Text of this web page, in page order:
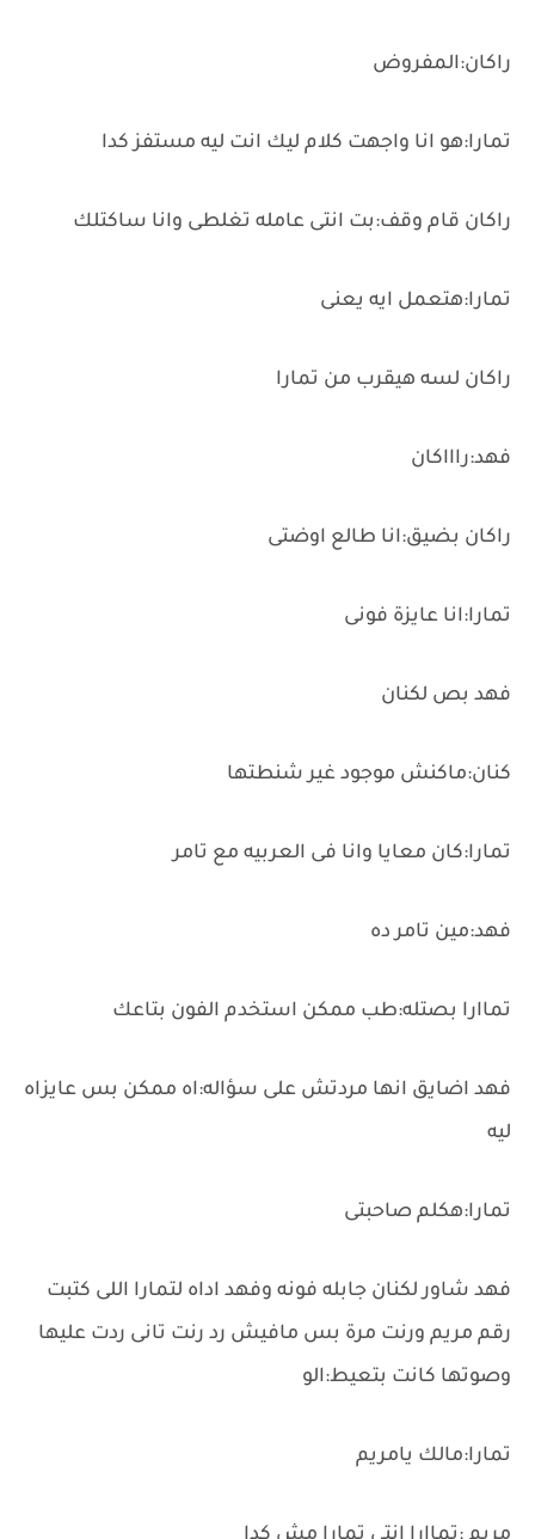
راكان:المفروض
تمارا:هو انا واجهت كلام ليك انت ليه مستفز كدا
راكان قام وقف:بت انتى عامله تغلطى وانا ساكتلك
تمارا:هتعمل ايه يعنى
راكان لسه هيقرب من تمارا
فهد:راااكان
راكان بضيق:انا طالع اوضتى
تمارا:انا عايزة فونى
فهد بص لكنان
كنان:ماكنش موجود غير شنطتها
تمارا:كان معايا وانا فى العربيه مع تامر
فهد:مين تامر ده
تماارا بصتله:طب ممكن استخدم الفون بتاعك
فهد اضايق انها مردتش على سؤاله:اه ممكن بس عايزاه
ليه
تمارا:هكلم صاحبتى
فهد شاور لكنان جابله فونه وفهد اداه لتمارا اللى كتبت
رقم مريم ورنت مرة بس مافيش رد رنت تانى ردت عليها
وصوتها كانت بتعيط:الو
تمارا:مالك يامريم